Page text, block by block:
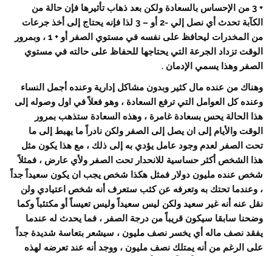
+ 3 من الإحساس بالسعادة ولكن بعد ذهاب تأثيرها فإن حالة من
الكآبة تحدث أي نصل إلي -2 أو – 3 لذا فإنه يحتاج إلى أخذ جرعات
من المخدرات ليحافظ على نفسه في مستوي الصفر أو + 1 ، وبمرور
الوقت تزداد الجرعة التي يحتاجها للحفاظ على حالته في مستوي
الصفر وهذا يسمي الإدمان .
وهناك من عنده مال كثير وبدون مشاكل إدارية وعنده أجمل النساء
وعنده كل العوامل التي ترفع السعادة ، وهو فعلاً في اول وصوله إلى
هذا الحالة يحس بسعادة غامرة ، وهذه السعادة ستذهب بمرور
الوقت والأيام إلى ان يصل إلى الصفر ولكن نادراً ما يهبط إلى ما
تحت الصفر لعدم وجود عامل يؤدي به إلى ذلك ، مع هذا يكون مثل
هذا الشخص أكثر حساسية للانحدار تحت الصفر ولأي عارض ، فمثلاً
شخص عنده مليون دولار فمثل هكذا شخص يجب ان يكون سعيداً جداً
، وعندما تحتك به وتعرفه عن كثب ستعرف أنه شخص اعتيادي ولن
نقل عنه أنه غير سعيد ولكن ليس سعيداً وليس تعيساً أو مكتئباً وكما
وضحنا سابقا سيكون قريباً من درجة الصفر ، فما يحدث له عندما
يفقد نصف ماله أي يخسر نصف مليون ، سيشعر بتعاسة شديدة جداً
على الرغم من أنه يمتلك نصف مليون ، ووجد أنه عند تعرضه لهذه